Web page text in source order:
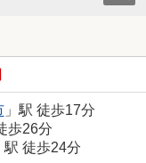
」駅 徒歩17分
歩26分
駅 徒歩24分